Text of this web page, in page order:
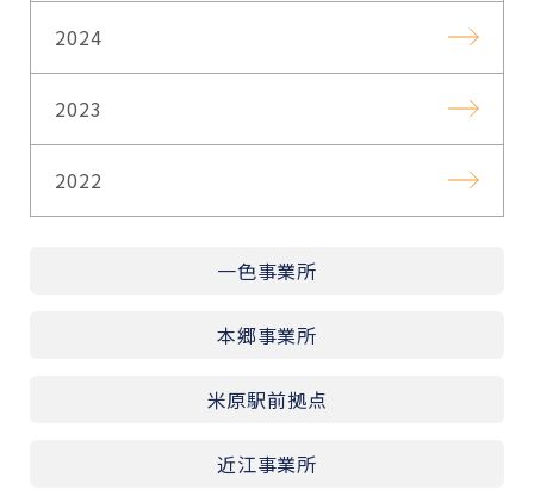
2024
2023
2022
一色事業所
本郷事業所
米原駅前拠点
近江事業所